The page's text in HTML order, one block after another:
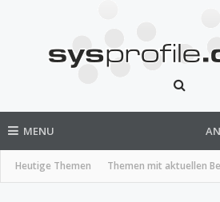
MENU
Heutige Themen Themen mit aktuellen